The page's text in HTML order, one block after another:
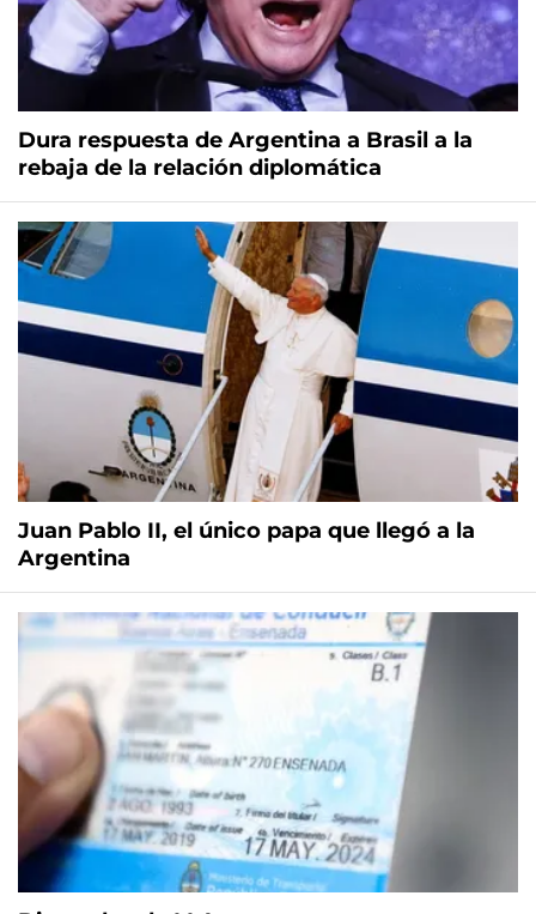
Dura respuesta de Argentina a Brasil a la
rebaja de la relación diplomática
Juan Pablo II, el único papa que llegó a la
Argentina